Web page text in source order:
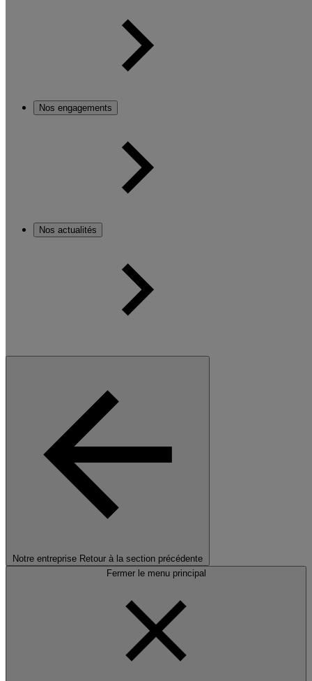
Nos engagements
Nos actualités
Notre entreprise Retour à la section précédente
Fermer le menu principal